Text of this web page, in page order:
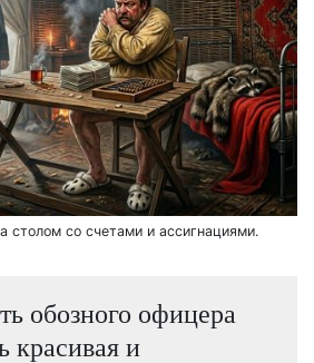
столом со счетами и ассигнациями.
обозного офицера
красивая и